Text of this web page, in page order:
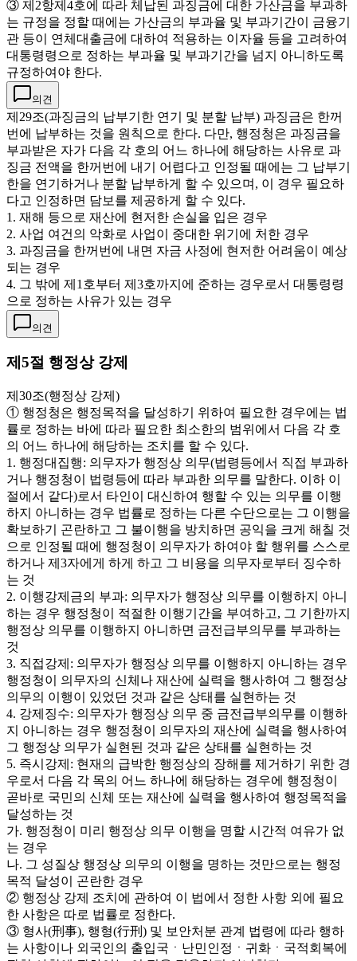
③ 제2항제4호에 따라 체납된 과징금에 대한 가산금을 부과하
는 규정을 정할 때에는 가산금의 부과율 및 부과기간이 금융기
관 등이 연체대출금에 대하여 적용하는 이자율 등을 고려하여
대통령령으로 정하는 부과율 및 부과기간을 넘지 아니하도록
규정하여야 한다.
의견
제29조(과징금의 납부기한 연기 및 분할 납부) 과징금은 한꺼
번에 납부하는 것을 원칙으로 한다. 다만, 행정청은 과징금을
부과받은 자가 다음 각 호의 어느 하나에 해당하는 사유로 과
징금 전액을 한꺼번에 내기 어렵다고 인정될 때에는 그 납부기
한을 연기하거나 분할 납부하게 할 수 있으며, 이 경우 필요하
다고 인정하면 담보를 제공하게 할 수 있다.
1. 재해 등으로 재산에 현저한 손실을 입은 경우
2. 사업 여건의 악화로 사업이 중대한 위기에 처한 경우
3. 과징금을 한꺼번에 내면 자금 사정에 현저한 어려움이 예상
되는 경우
4. 그 밖에 제1호부터 제3호까지에 준하는 경우로서 대통령령
으로 정하는 사유가 있는 경우
의견
제5절 행정상 강제
제30조(행정상 강제)
① 행정청은 행정목적을 달성하기 위하여 필요한 경우에는 법
률로 정하는 바에 따라 필요한 최소한의 범위에서 다음 각 호
의 어느 하나에 해당하는 조치를 할 수 있다.
1. 행정대집행: 의무자가 행정상 의무(법령등에서 직접 부과하
거나 행정청이 법령등에 따라 부과한 의무를 말한다. 이하 이
절에서 같다)로서 타인이 대신하여 행할 수 있는 의무를 이행
하지 아니하는 경우 법률로 정하는 다른 수단으로는 그 이행을
확보하기 곤란하고 그 불이행을 방치하면 공익을 크게 해칠 것
으로 인정될 때에 행정청이 의무자가 하여야 할 행위를 스스로
하거나 제3자에게 하게 하고 그 비용을 의무자로부터 징수하
는 것
2. 이행강제금의 부과: 의무자가 행정상 의무를 이행하지 아니
하는 경우 행정청이 적절한 이행기간을 부여하고, 그 기한까지
행정상 의무를 이행하지 아니하면 금전급부의무를 부과하는
것
3. 직접강제: 의무자가 행정상 의무를 이행하지 아니하는 경우
행정청이 의무자의 신체나 재산에 실력을 행사하여 그 행정상
의무의 이행이 있었던 것과 같은 상태를 실현하는 것
4. 강제징수: 의무자가 행정상 의무 중 금전급부의무를 이행하
지 아니하는 경우 행정청이 의무자의 재산에 실력을 행사하여
그 행정상 의무가 실현된 것과 같은 상태를 실현하는 것
5. 즉시강제: 현재의 급박한 행정상의 장해를 제거하기 위한 경
우로서 다음 각 목의 어느 하나에 해당하는 경우에 행정청이
곧바로 국민의 신체 또는 재산에 실력을 행사하여 행정목적을
달성하는 것
가. 행정청이 미리 행정상 의무 이행을 명할 시간적 여유가 없
는 경우
나. 그 성질상 행정상 의무의 이행을 명하는 것만으로는 행정
목적 달성이 곤란한 경우
② 행정상 강제 조치에 관하여 이 법에서 정한 사항 외에 필요
한 사항은 따로 법률로 정한다.
③ 형사(刑事), 행형(行刑) 및 보안처분 관계 법령에 따라 행하
는 사항이나 외국인의 출입국ㆍ난민인정ㆍ귀화ㆍ국적회복에